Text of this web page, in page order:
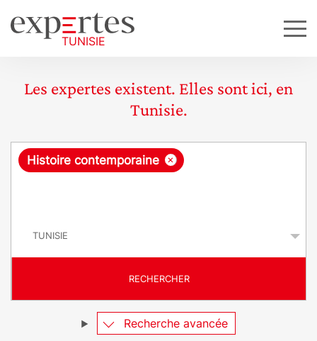
Les expertes existent. Elles sont ici, en
Tunisie.
R
ê
e
×
Histoire contemporaine
RECHERCHER
Recherche avancée